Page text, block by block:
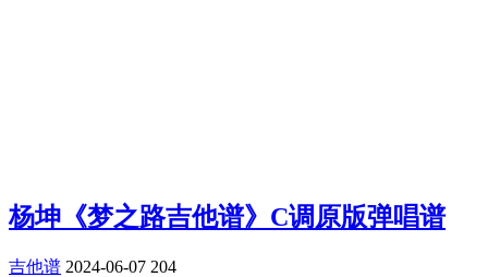
杨坤《梦之路吉他谱》C调原版弹唱谱
吉他谱 2024-06-07 204